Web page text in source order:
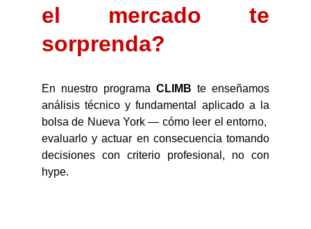
el mercado te
sorprenda?
En nuestro programa CLIMB te enseñamos
análisis técnico y fundamental aplicado a la
bolsa de Nueva York — cómo leer el entorno,
evaluarlo y actuar en consecuencia tomando
decisiones con criterio profesional, no con
hype.